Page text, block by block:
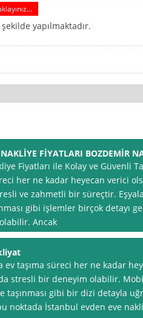
yapılmaktadır.
FİYATLARI BOZDEMİR
Fiyatları ile Kolay ve Güvenli
her ne kadar heyecan verici
ve zahmetli bir süreçtir.
gibi işlemler birçok detayı
Ancak
ev taşıma süreci her ne kadar
stresli bir deneyim olabilir.
taşınması gibi bir dizi detayla
noktada İstanbul evden eve